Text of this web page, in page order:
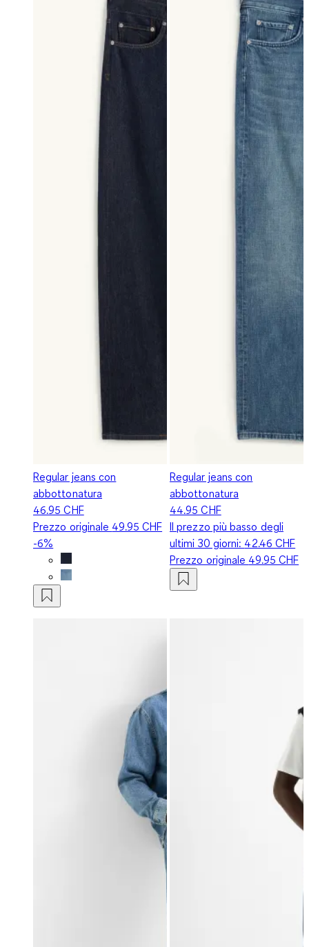
Regular jeans con
abbottonatura
46.95 CHF
Prezzo originale 49.95 CHF
-6%
Regular jeans con
abbottonatura
44.95 CHF
Il prezzo più basso degli
ultimi 30 giorni: 42.46 CHF
Prezzo originale 49.95 CHF